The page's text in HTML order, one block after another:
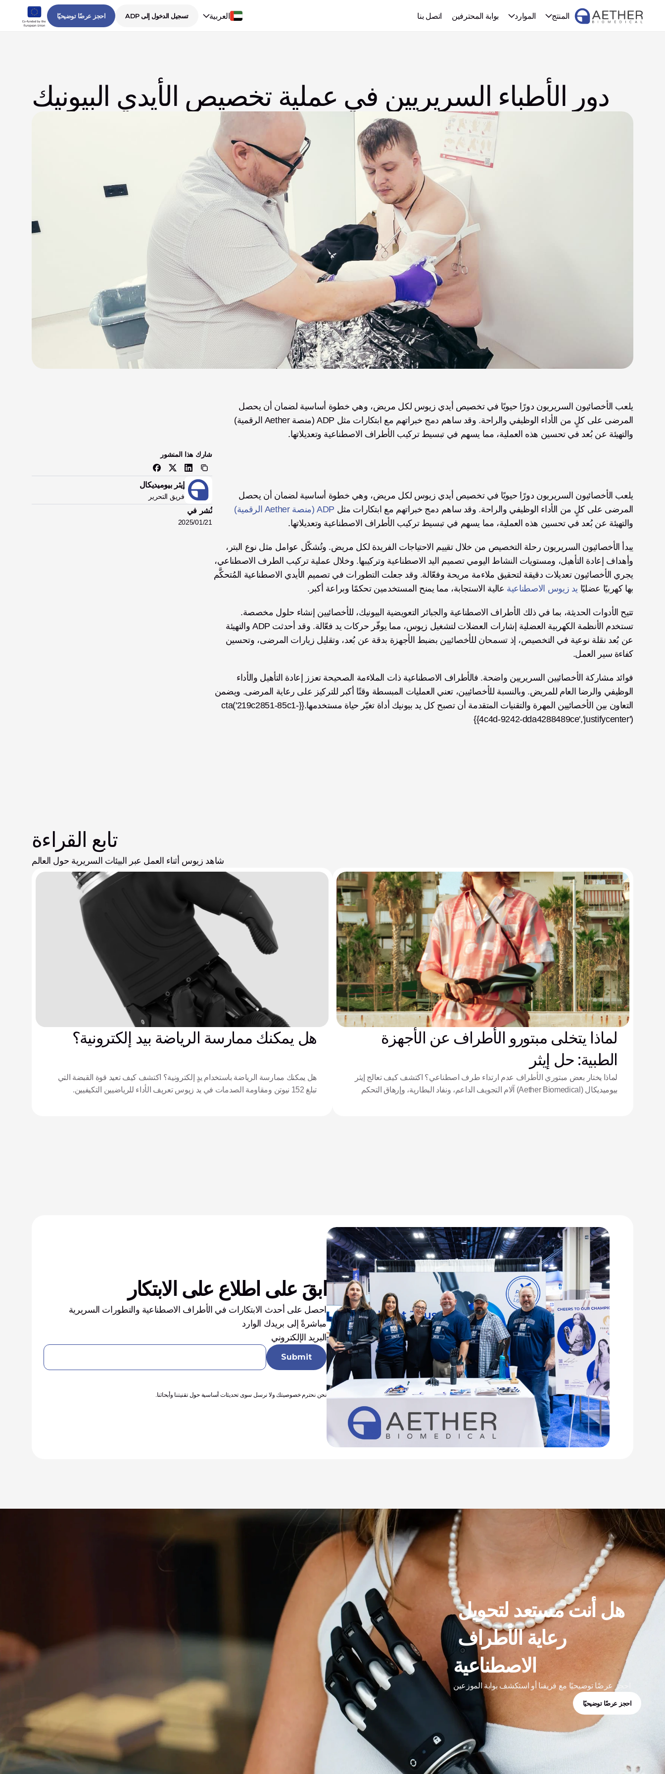
المنتج الموارد بوابة المحترفين اتصل بنا العربية تسجيل الدخول إلى ADP احجز عرضًا توضيحيًا
دور الأطباء السريريين في عملية تخصيص الأيدي البيونيك
والتهيئة عن بُعد في تحسين هذه العملية، مما يسهم في تبسيط تركيب الأطراف الاصطناعية وتعديلاتها.
المرضى على كلٍ من الأداء الوظيفي والراحة. وقد ساهم دمج خبراتهم مع ابتكارات مثل ADP (منصة Aether الرقمية)
والتهيئة عن بُعد في تحسين هذه العملية، مما يسهم في تبسيط تركيب الأطراف الاصطناعية وتعديلاتها.
بها كهربيًا عضليًا يد زيوس الاصطناعية عالية الاستجابة، مما يمنح المستخدمين تحكمًا وبراعة أكبر.
كفاءة سير العمل.
التعاون بين الأخصائيين المهرة والتقنيات المتقدمة أن تصبح كل يد بيونيك أداة تغيّر حياة مستخدمها.{{cta('219c2851-85c1-
4c4d-9242-dda4288489ce','justifycenter')}}
شارك هذا المنشور
إيثر بيوميديكال
فريق التحرير
نُشر في
21‏/01‏/2025
تابع القراءة
شاهد زيوس أثناء العمل عبر البيئات السريرية حول العالم
لماذا يتخلى مبتورو الأطراف عن الأجهزة
الطبية: حل إيثر
لماذا يختار بعض مبتوري الأطراف عدم ارتداء طرف اصطناعي؟ اكتشف كيف تعالج إيثر
بيوميديكال (Aether Biomedical) آلام التجويف الداعم، ونفاد البطارية، وإرهاق التحكم
هل يمكنك ممارسة الرياضة بيد إلكترونية؟
هل يمكنك ممارسة الرياضة باستخدام يدٍ إلكترونية؟ اكتشف كيف تعيد قوة القبضة التي
تبلغ 152 نيوتن ومقاومة الصدمات في يد زيوس تعريف الأداء للرياضيين التكيفيين.
ابقَ على اطلاع على الابتكار
مباشرةً إلى بريدك الوارد
البريد الإلكتروني
نحن نحترم خصوصيتك ولا نرسل سوى تحديثات أساسية حول تقنيتنا وأبحاثنا.
هل أنت مستعد لتحويل
رعاية الأطراف
الاصطناعية
احجز عرضًا توضيحيًا مع فريقنا أو استكشف بوابة الموزعين
احجز عرضًا توضيحيًا